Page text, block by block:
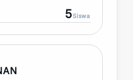
5Siswa